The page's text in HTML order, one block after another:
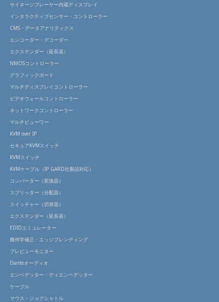
サイネージプレーヤー内蔵ディスプレイ
インタラクティブセンサー・コントローラー
CMS・データアナリティクス
エンコーダー・デコーダー
エクステンダー（延長器）
NMOSコントローラー
グラフィックボード
マルチディスプレイコントローラー
ビデオウォールコントローラー
ネットワークコントローラー
マルチビューワー
KVM over IP
セキュアKVMスイッチ
KVMスイッチ
KVMケーブル（IP GARD社製品対応）
コンバーター（変換器）
スプリッター（分配器）
スイッチャー（切替器）
エクステンダー（延長器）
EDIDエミュレーター
幾何学補正・エッジブレンディング
プレビューモニター
Danteオーディオ
エンベデッター・ディエンベデッター
ケーブル
マウス・ジョグシャトル